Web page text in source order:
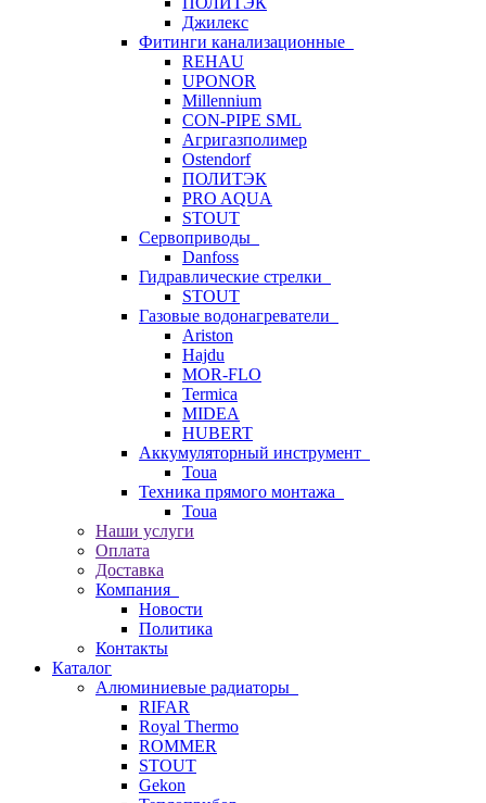
Джилекс
Фитинги канализационные
REHAU
UPONOR
Millennium
CON-PIPE SML
Агригазполимер
Ostendorf
ПОЛИТЭК
PRO AQUA
STOUT
Сервоприводы
Danfoss
Гидравлические стрелки
STOUT
Газовые водонагреватели
Ariston
Hajdu
MOR-FLO
Termica
MIDEA
HUBERT
Аккумуляторный инструмент
Toua
Техника прямого монтажа
Toua
Наши услуги
Оплата
Доставка
Компания
Новости
Политика
Контакты
Каталог
Алюминиевые радиаторы
RIFAR
Royal Thermo
ROMMER
STOUT
Gekon